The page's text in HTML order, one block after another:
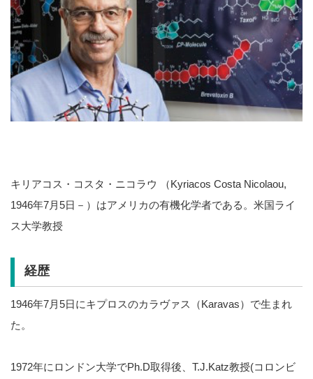
キリアコス・コスタ・ニコラウ （Kyriacos Costa Nicolaou,
1946年7月5日－）はアメリカの有機化学者である。米国ライ
ス大学教授
経歴
1946年7月5日にキプロスのカラヴァス（Karavas）で生まれ
た。
1972年にロンドン大学でPh.D取得後、T.J.Katz教授(コロンビ